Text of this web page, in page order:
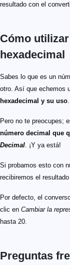
resultado con el
Cómo
hexadecimal
Sabes lo que es un
otro. Así que echemos
hexadecimal y su uso.
Pero no te preocupes;
número decimal que
Decimal. ¡Y ya está!
Si probamos esto con
recibiremos el
Por defecto, el
clic en Cambiar la
hasta 20.
Preguntas